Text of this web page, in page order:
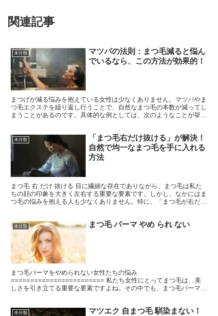
関連記事
未分類
マツパの法則：まつ毛減ると悩ん
でいるなら、この方法が効果的！
まつげが減る悩みを抱えている女性は少なくありません。マツパやま
つ毛エクステを繰り返し行うことで、自然なまつ毛の本数が減ってし
まうことがあるのです。具体的な例としては、次のようなことが挙げ
未分類
「まつ毛右だけ抜ける」が解決！
自然で均一なまつ毛を手に入れる
方法
まつ毛 右 だけ 抜ける 目に繊細な存在でありながら、まつ毛は私た
ちの顔の印象を大きく左右する重要な要素です。しかし、なかにはま
つ毛の悩みを抱える人も少なくありません。特に、「まつ毛が右だけ
未分類 まつ毛 パーマ やめ られ ない
まつ毛パーマをやめられない女性たちの悩み
======================== 私たち女性にとってまつ毛は、美
しさを引き立てる重要な要素ですよね。その中でも、まつ毛パーマは
未分類
マツエク 自まつ毛 馴染まない！